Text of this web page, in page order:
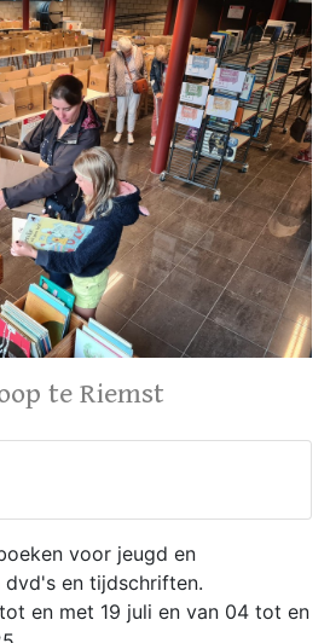
te Riemst
voor jeugd en
dvd's en tijdschriften.
en met 19 juli en van 04 tot en